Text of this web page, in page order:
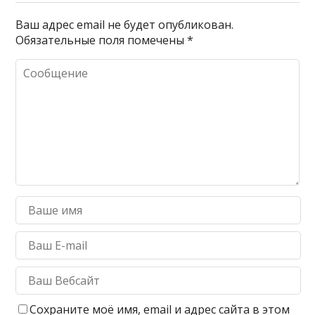
Ваш адрес email не будет опубликован.
Обязательные поля помечены*
Сохраните моё имя, email и адрес сайта в этом